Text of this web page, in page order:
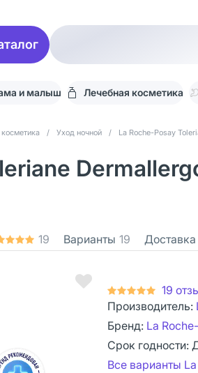
и малыш Лечебная косметика
/ Уход ночной / La Roche-Posay
19 Варианты 19 Доставка
19
Производитель:
Бренд: La
Срок годности:
Все варианты